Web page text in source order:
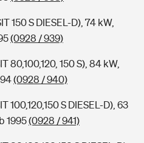
150 S DIESEL-D), 74 kW,
(0928 / 939)
80,100,120, 150 S), 84 kW,
(0928 / 940)
100,120,150 S DIESEL-D), 63
1995(0928 / 941)